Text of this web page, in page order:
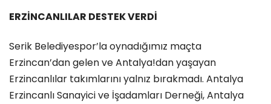
ERZİNCANLILAR DESTEK VERDİ
Serik Belediyespor’la oynadığımız maçta
Erzincan’dan gelen ve Antalya!dan yaşayan
Erzincanlılar takımlarını yalnız bırakmadı. Antalya
Erzincanlı Sanayici ve İşadamları Derneği, Antalya